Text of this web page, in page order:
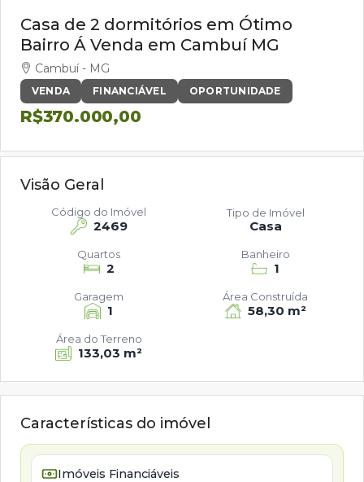
VENDA FINANCIÁVEL OPORTUNIDADE
Casa de 2 dormitórios em Ótimo
Bairro Á Venda em Cambuí MG
Cambuí - MG
R$370.000,00
Visão Geral
2469
Código do Imóvel
Casa
Tipo de Imóvel
2
Quartos
1
Banheiro
1
Garagem
58,30 m²
Área Construída
133,03 m²
Área do Terreno
Características do imóvel
Imóveis Financiáveis